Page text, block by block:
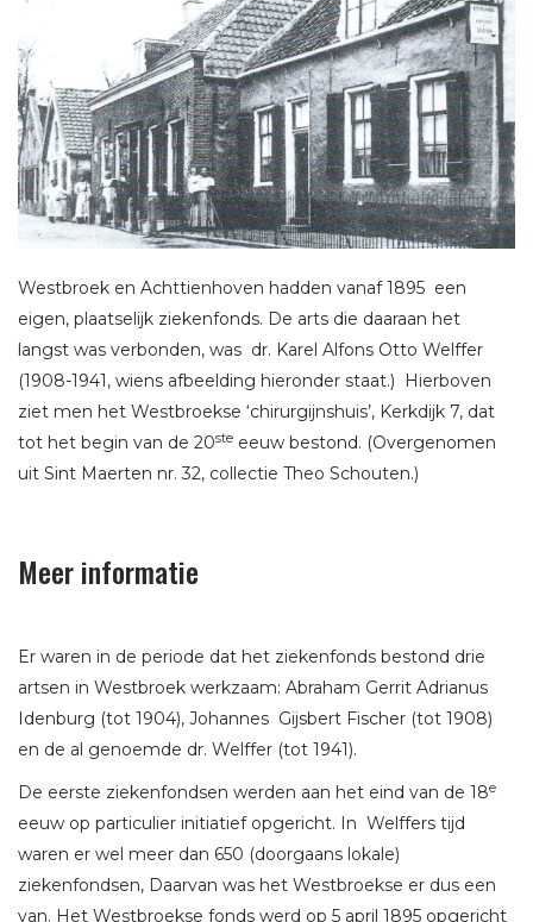
Westbroek en Achttienhoven hadden vanaf 1895 een
eigen, plaatselijk ziekenfonds. De arts die daaraan het
langst was verbonden, was dr. Karel Alfons Otto Welffer
(1908-1941, wiens afbeelding hieronder staat.) Hierboven
ziet men het Westbroekse ‘chirurgijnshuis’, Kerkdijk 7, dat
tot het begin van de 20ste eeuw bestond. (Overgenomen
uit Sint Maerten nr. 32, collectie Theo Schouten.)
Meer informatie
Er waren in de periode dat het ziekenfonds bestond drie
artsen in Westbroek werkzaam: Abraham Gerrit Adrianus
Idenburg (tot 1904), Johannes Gijsbert Fischer (tot 1908)
en de al genoemde dr. Welffer (tot 1941).
De eerste ziekenfondsen werden aan het eind van de 18e
eeuw op particulier initiatief opgericht. In Welffers tijd
waren er wel meer dan 650 (doorgaans lokale)
ziekenfondsen, Daarvan was het Westbroekse er dus een
van. Het Westbroekse fonds werd op 5 april 1895 opgericht